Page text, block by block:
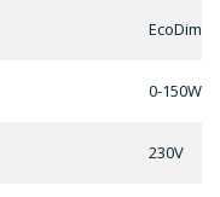
EcoDim
0-150W
230V